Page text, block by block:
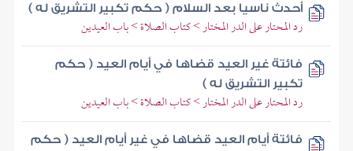
أحدث ناسيا بعد السلام ( حكم تكبير التشريق له )
رد المحتار على الدر المختار > كتاب الصلاة > باب العيدين
فائتة غير العيد قضاها في أيام العيد ( حكم
تكبير التشريق له )
رد المحتار على الدر المختار > كتاب الصلاة > باب العيدين
فائتة أيام العيد قضاها في غير أيام العيد ( حكم